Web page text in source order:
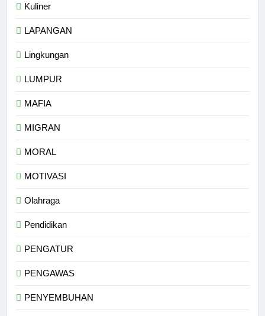
Kuliner
LAPANGAN
Lingkungan
LUMPUR
MAFIA
MIGRAN
MORAL
MOTIVASI
Olahraga
Pendidikan
PENGATUR
PENGAWAS
PENYEMBUHAN